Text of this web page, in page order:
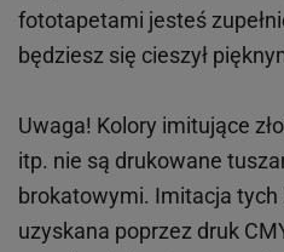
fototapetami jesteś
będziesz się cieszył
Uwaga! Kolory imitujące
itp. nie są drukowane
brokatowymi. Imitacja tych
uzyskana poprzez druk